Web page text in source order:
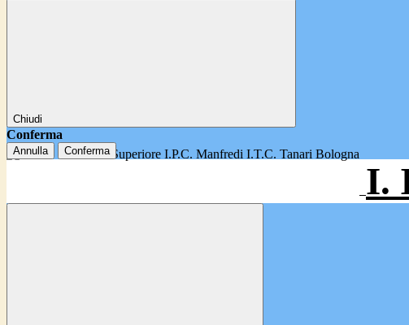
Chiudi
Conferma
Annulla Conferma
I.